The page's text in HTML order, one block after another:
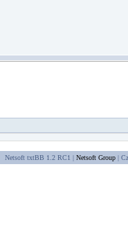
Netsoft txtBB 1.2 RC1 | Netsoft Group|